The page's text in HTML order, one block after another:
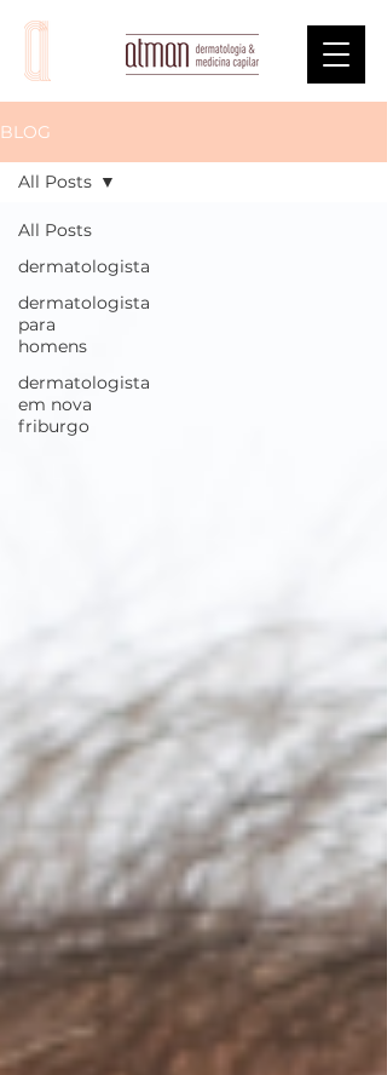
BLOG
All Posts
dermatologista
dermatologista
para
homens
dermatologista
em nova
friburgo
All Posts